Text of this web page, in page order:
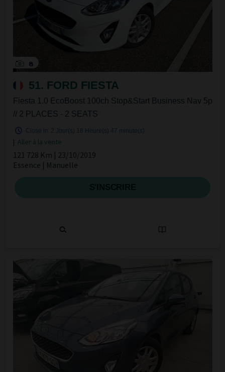
8
51. FORD FIESTA
Fiesta 1.0 EcoBoost 100ch Stop&Start Business Nav 5p
// 2 PLACES - 2 SEATS
Close in 2 Jour(s) 18 Heure(s) 47 minute(s)
| Aller à la vente
121 728 Km | 23/10/2019
Essence | Manuelle